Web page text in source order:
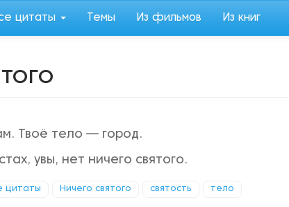
цитаты Темы Из фильмов Из книг
Твоё тело — город.
увы, нет ничего святого.
цитаты Ничего святого святость тело